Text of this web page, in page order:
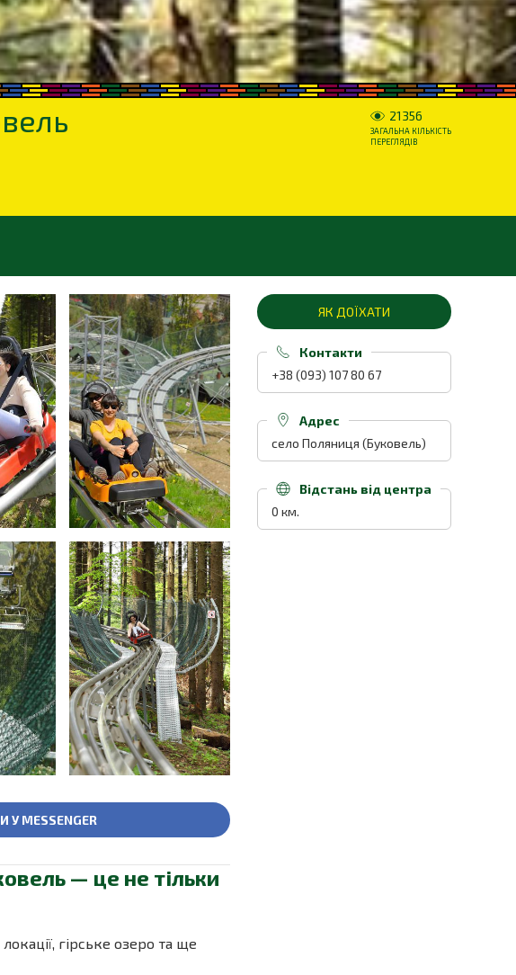
21356
ЗАГАЛЬНА КІЛЬКІСТЬ
ПЕРЕГЛЯДІВ
MESSENGER
— це не тільки
гірське озеро та ще
ЯК ДОЇХАТИ
Контакти
+38 (093) 107 80 67
Адрес
село Поляниця (Буковель)
Відстань від центра
0 км.